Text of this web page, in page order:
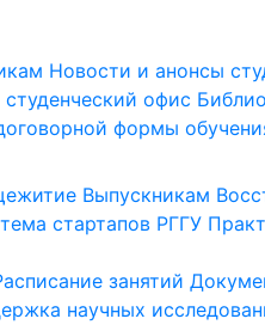
Новости и анонсы
офис
формы
Выпускникам
стартапов РГГУ
занятий
научных